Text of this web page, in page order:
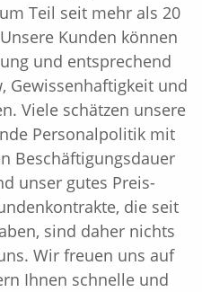
Teil seit mehr als 20
Kunden können
und entsprechend
Gewissenhaftigkeit und
Viele schätzen unsere
Personalpolitik mit
Beschäftigungsdauer
unser gutes Preis-
die seit
sind daher nichts
Wir freuen uns auf
Ihnen schnelle und